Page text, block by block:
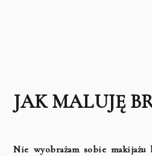
JAK MALUJĘ
Nie wyobrażam sobie makijażu